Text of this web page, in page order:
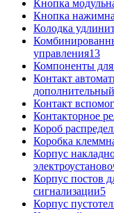
Кнопка
Кнопка
Колодка
управления13
Компоненты для
Контакт
дополнительный
Контакт
Контакторное
Короб
Коробка
Корпус
Корпус постов
сигнализации5
Корпус